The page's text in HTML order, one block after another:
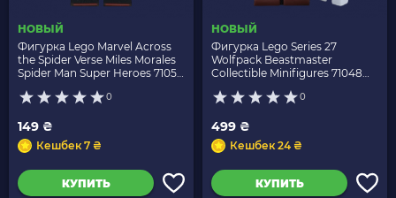
НОВЫЙ
Фигурка Lego Marvel Across
the Spider Verse Miles Morales
Spider Man Super Heroes 71050
0
149 ₴
Кешбек 7 ₴
КУПИТЬ
НОВЫЙ
Фигурка Lego Series 27
Wolfpack Beastmaster
Collectible Minifigures 71048
0
499 ₴
Кешбек 24 ₴
КУПИТЬ